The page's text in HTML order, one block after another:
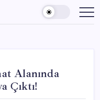
Alanında
Çıktı!